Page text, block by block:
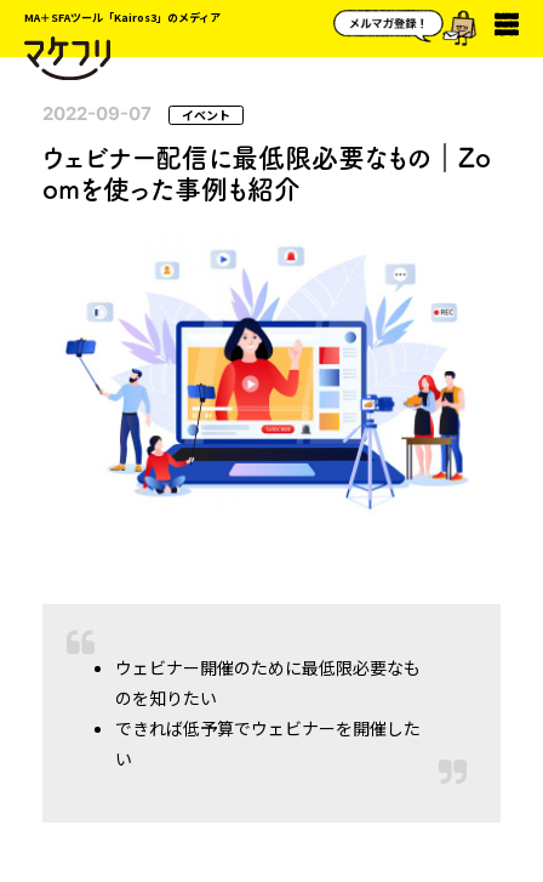
MA＋SFAツール「Kairos3」のメディア
2022-09-07 イベント
ウェビナー配信に最低限必要なもの｜Zo
omを使った事例も紹介
ウェビナー開催のために最低限必要なも
のを知りたい
できれば低予算でウェビナーを開催した
い